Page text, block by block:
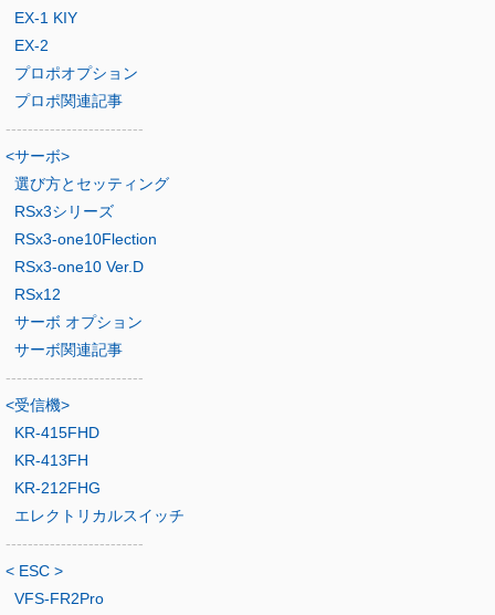
EX-1 KIY
EX-2
プロポオプション
プロポ関連記事
-------------------------
<サーボ>
選び方とセッティング
RSx3シリーズ
RSx3-one10Flection
RSx3-one10 Ver.D
RSx12
サーボ オプション
サーボ関連記事
-------------------------
<受信機>
KR-415FHD
KR-413FH
KR-212FHG
エレクトリカルスイッチ
-------------------------
< ESC >
VFS-FR2Pro